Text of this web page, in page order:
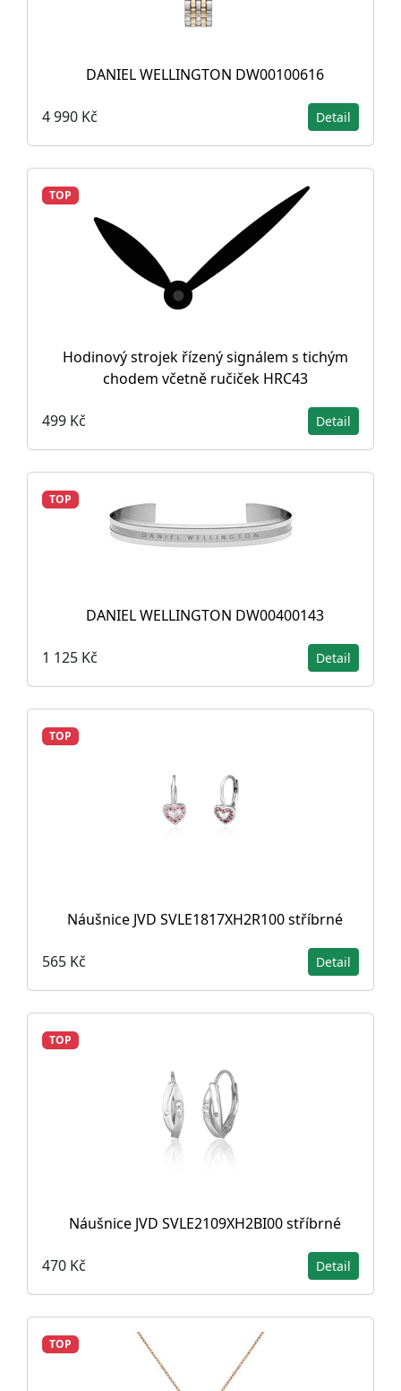
DANIEL WELLINGTON DW00100616
4 990 Kč Detail
TOP
Hodinový strojek řízený signálem s tichým
chodem včetně ručiček HRC43
499 Kč Detail
TOP
DANIEL WELLINGTON DW00400143
1 125 Kč Detail
TOP
Náušnice JVD SVLE1817XH2R100 stříbrné
565 Kč Detail
TOP
Náušnice JVD SVLE2109XH2BI00 stříbrné
470 Kč Detail
TOP